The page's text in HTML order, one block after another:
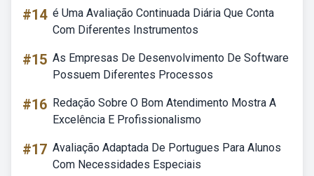
#14 é Uma Avaliação Continuada Diária Que Conta
Com Diferentes Instrumentos
#15 As Empresas De Desenvolvimento De Software
Possuem Diferentes Processos
#16 Redação Sobre O Bom Atendimento Mostra A
Excelência E Profissionalismo
#17 Avaliação Adaptada De Portugues Para Alunos
Com Necessidades Especiais